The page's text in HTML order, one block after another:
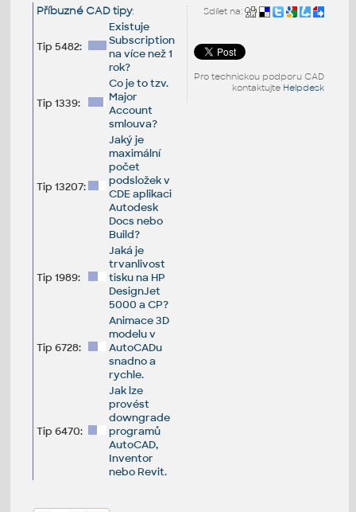
Sdílet na:
Pro technickou podporu CAD
kontaktujte Helpdesk
Příbuzné CAD tipy:
Tip 5482:
Existuje
Subscription
na více než 1
rok?
Tip 1339:
Co je to tzv.
Major
Account
smlouva?
Tip 13207:
Jaký je
maximální
počet
podsložek v
CDE aplikaci
Autodesk
Docs nebo
Build?
Tip 1989:
Jaká je
trvanlivost
tisku na HP
DesignJet
5000 a CP?
Tip 6728:
Animace 3D
modelu v
AutoCADu
snadno a
rychle.
Tip 6470:
Jak lze
provést
downgrade
programů
AutoCAD,
Inventor
nebo Revit.